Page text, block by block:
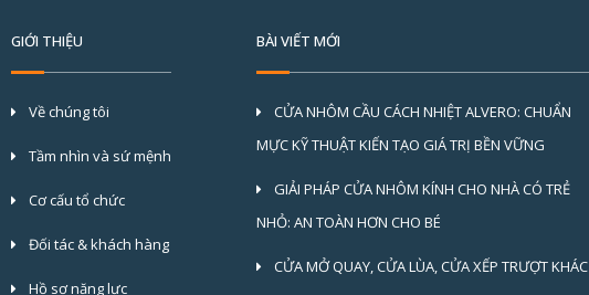
GIỚI THIỆU
Về chúng tôi
Tầm nhìn và sứ mệnh
Cơ cấu tổ chức
Đối tác & khách hàng
Hồ sơ năng lực
BÀI VIẾT MỚI
CỬA NHÔM CẦU CÁCH NHIỆT ALVERO: CHUẨN
MỰC KỸ THUẬT KIẾN TẠO GIÁ TRỊ BỀN VỮNG
GIẢI PHÁP CỬA NHÔM KÍNH CHO NHÀ CÓ TRẺ
NHỎ: AN TOÀN HƠN CHO BÉ
CỬA MỞ QUAY, CỬA LÙA, CỬA XẾP TRƯỢT KHÁC